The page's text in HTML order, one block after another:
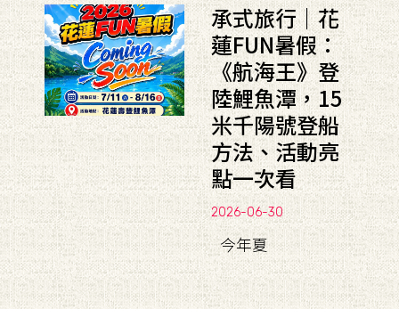
承式旅行｜花
蓮FUN暑假：
《航海王》登
陸鯉魚潭，15
米千陽號登船
方法、活動亮
點一次看
2026-06-30
今年夏